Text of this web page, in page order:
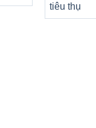
tiêu thụ